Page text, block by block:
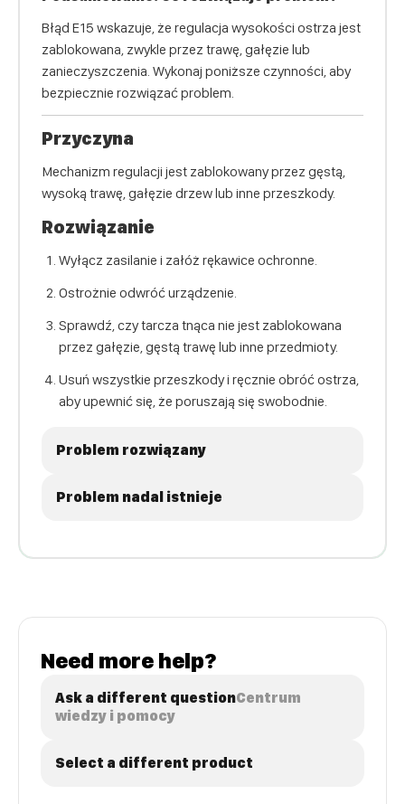
Błąd E15 wskazuje, że regulacja wysokości ostrza jest
zablokowana, zwykle przez trawę, gałęzie lub
zanieczyszczenia. Wykonaj poniższe czynności, aby
bezpiecznie rozwiązać problem.
Przyczyna
Mechanizm regulacji jest zablokowany przez gęstą,
wysoką trawę, gałęzie drzew lub inne przeszkody.
Rozwiązanie
Wyłącz zasilanie i załóż rękawice ochronne.
Ostrożnie odwróć urządzenie.
Sprawdź, czy tarcza tnąca nie jest zablokowana
przez gałęzie, gęstą trawę lub inne przedmioty.
Usuń wszystkie przeszkody i ręcznie obróć ostrza,
aby upewnić się, że poruszają się swobodnie.
Problem rozwiązany
Problem nadal istnieje
Need more help?
Ask a different questionCentrum
wiedzy i pomocy
Select a different product